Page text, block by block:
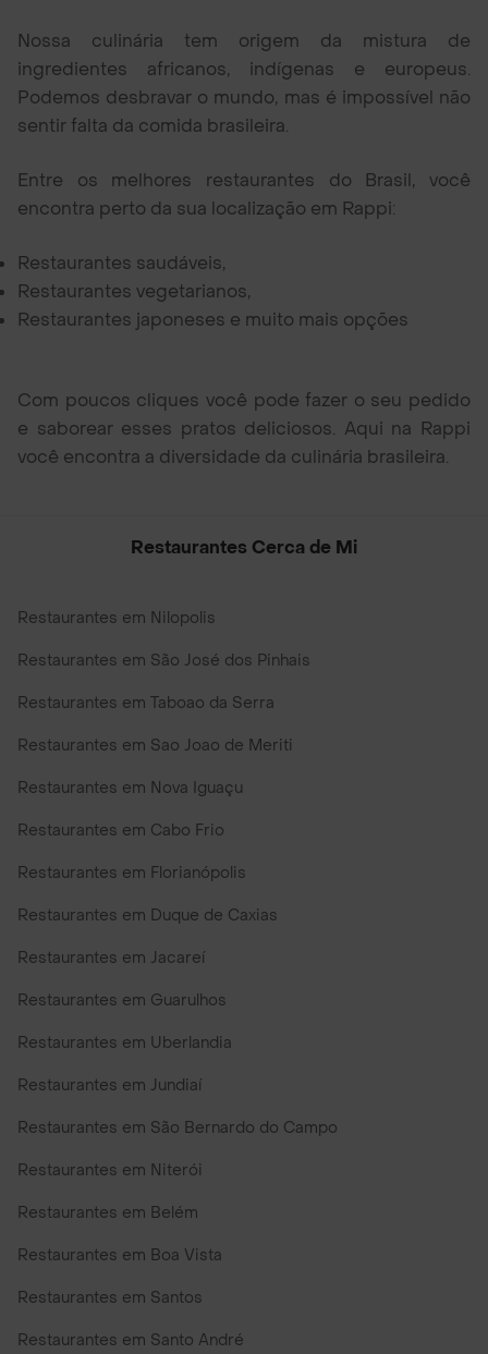
Nossa culinária tem origem da mistura de
ingredientes africanos, indígenas e europeus.
Podemos desbravar o mundo, mas é impossível não
sentir falta da comida brasileira.
Entre os melhores restaurantes do Brasil, você
encontra perto da sua localização em Rappi:
Restaurantes saudáveis,
Restaurantes vegetarianos,
Restaurantes japoneses e muito mais opções
Com poucos cliques você pode fazer o seu pedido
e saborear esses pratos deliciosos. Aqui na Rappi
você encontra a diversidade da culinária brasileira.
Restaurantes Cerca de Mi
Restaurantes em Nilopolis
Restaurantes em São José dos Pinhais
Restaurantes em Taboao da Serra
Restaurantes em Sao Joao de Meriti
Restaurantes em Nova Iguaçu
Restaurantes em Cabo Frio
Restaurantes em Florianópolis
Restaurantes em Duque de Caxias
Restaurantes em Jacareí
Restaurantes em Guarulhos
Restaurantes em Uberlandia
Restaurantes em Jundiaí
Restaurantes em São Bernardo do Campo
Restaurantes em Niterói
Restaurantes em Belém
Restaurantes em Boa Vista
Restaurantes em Santos
Restaurantes em Santo André